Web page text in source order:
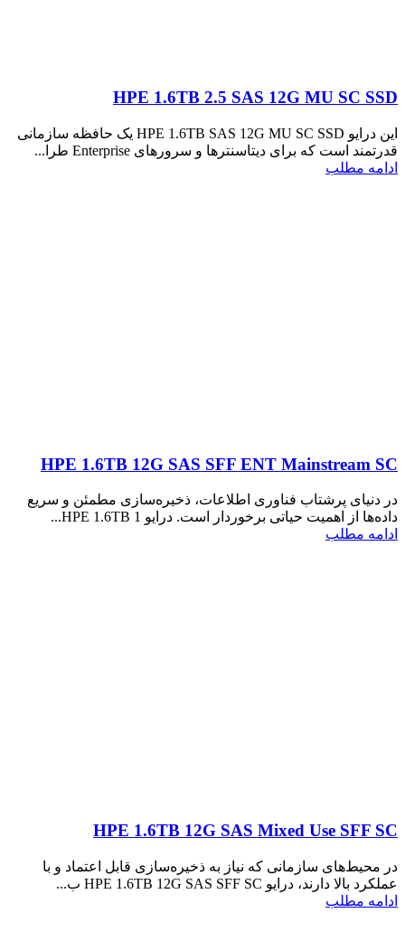
HPE 1.6TB 2.5 SAS 12G MU SC SSD
این درایو HPE 1.6TB SAS 12G MU SC SSD یک حافظه سازمانی
قدرتمند است که برای دیتاسنترها و سرورهای Enterprise طرا...
ادامه مطلب
HPE 1.6TB 12G SAS SFF ENT Mainstream SC
در دنیای پرشتاب فناوری اطلاعات، ذخیره‌سازی مطمئن و سریع
داده‌ها از اهمیت حیاتی برخوردار است. درایو HPE 1.6TB 1...
ادامه مطلب
HPE 1.6TB 12G SAS Mixed Use SFF SC
در محیط‌های سازمانی که نیاز به ذخیره‌سازی قابل اعتماد و با
عملکرد بالا دارند، درایو HPE 1.6TB 12G SAS SFF SC ب...
ادامه مطلب